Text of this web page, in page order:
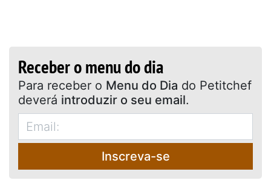
Receber o menu do dia
Para receber o Menu do Dia do Petitchef
deverá introduzir o seu email.
Inscreva-se